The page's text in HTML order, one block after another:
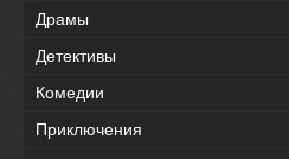
Драмы
Детективы
Комедии
Приключения